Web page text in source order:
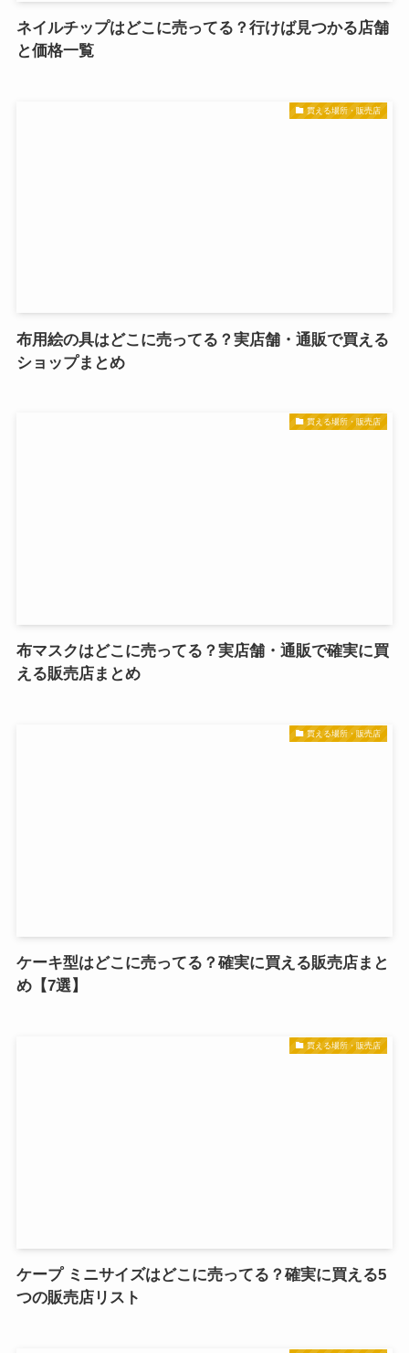
ネイルチップはどこに売ってる？行けば見つかる店舗
と価格一覧
買える場所・販売店
布用絵の具はどこに売ってる？実店舗・通販で買える
ショップまとめ
買える場所・販売店
布マスクはどこに売ってる？実店舗・通販で確実に買
える販売店まとめ
買える場所・販売店
ケーキ型はどこに売ってる？確実に買える販売店まと
め【7選】
買える場所・販売店
ケープ ミニサイズはどこに売ってる？確実に買える5
つの販売店リスト